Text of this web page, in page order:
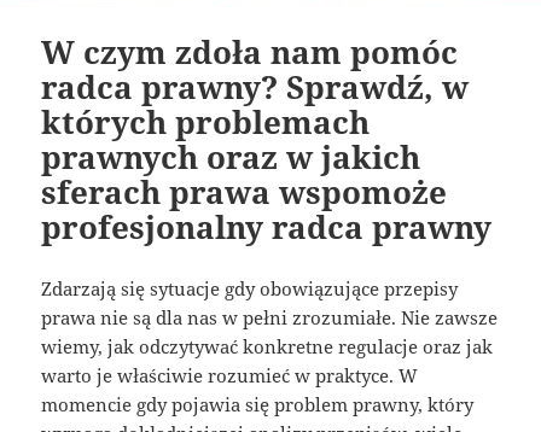
W czym zdoła nam pomóc
radca prawny? Sprawdź, w
których problemach
prawnych oraz w jakich
sferach prawa wspomoże
profesjonalny radca prawny
Zdarzają się sytuacje gdy obowiązujące przepisy
prawa nie są dla nas w pełni zrozumiałe. Nie zawsze
wiemy, jak odczytywać konkretne regulacje oraz jak
warto je właściwie rozumieć w praktyce. W
momencie gdy pojawia się problem prawny, który